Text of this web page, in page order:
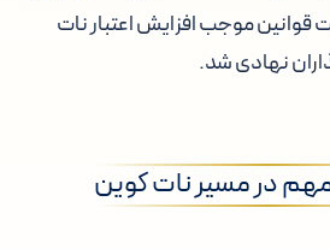
قوانین موجب افزایش اعتبار نات
نهادی شد.
در مسیر نات کوین